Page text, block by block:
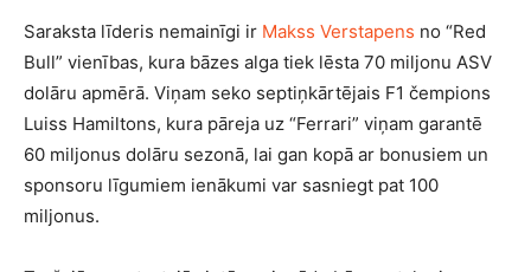
Saraksta līderis nemainīgi ir Makss Verstapens no “Red
Bull” vienības, kura bāzes alga tiek lēsta 70 miljonu ASV
dolāru apmērā. Viņam seko septiņkārtējais F1 čempions
Luiss Hamiltons, kura pāreja uz “Ferrari” viņam garantē
60 miljonus dolāru sezonā, lai gan kopā ar bonusiem un
sponsoru līgumiem ienākumi var sasniegt pat 100
miljonus.